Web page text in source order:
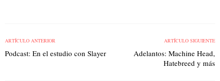
ARTÍCULO ANTERIOR
Podcast: En el estudio con Slayer
ARTÍCULO SIGUIENTE
Adelantos: Machine Head,
Hatebreed y más